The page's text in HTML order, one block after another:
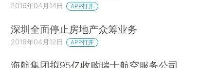
2016年04月14日 APP打开
深圳全面停止房地产众筹业务
2016年04月12日 APP打开
海航集团拟95亿收购瑞士航空服务公司